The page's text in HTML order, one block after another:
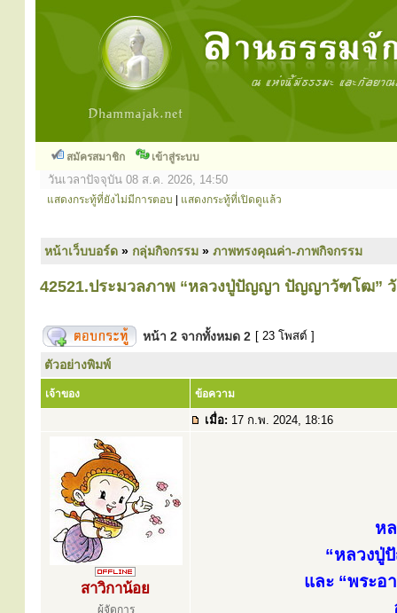
สมัครสมาชิก เข้าสู่ระบบ
วันเวลาปัจจุบัน 08 ส.ค. 2026, 14:50
แสดงกระทู้ที่ยังไม่มีการตอบ แสดงกระทู้ที่เปิดดูแล้ว
หน้าเว็บบอร์ด » กลุ่มกิจกรรม » ภาพทรงคุณค่า-ภาพกิจกรรม
42521.ประมวลภาพ “หลวงปู่ปัญญา ปัญญาวัฑโฒ”
หน้า 2 จากทั้งหมด 2 [ 23 โพสต์ ]
ตัวอย่างพิมพ์
เจ้าของ ข้อความ
เมื่อ: 17 ก.พ. 2024, 18:16
สาวิกาน้อย
ผู้จัดการ
ห
“หลวงปู่
และ “พระอ